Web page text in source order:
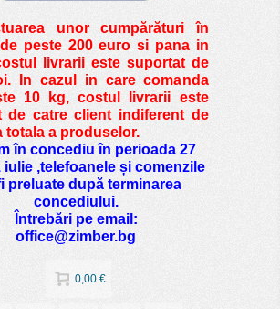
unor cumpărături în
peste200 euro si pana in
livrarii este suportat de
In cazul in care comanda
10 kg, costul livrarii este
de catre client indiferent de
totala a produselor.
în concediu în perioada 27
iulie ,telefoanele și comenzile
preluate după terminarea
concediului.
Întrebări pe email:
office@zimber.bg
0,00 €